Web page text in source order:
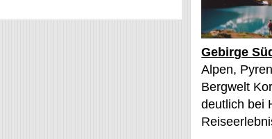
Gebirge
Alpen,
Bergwelt
deutlich bei